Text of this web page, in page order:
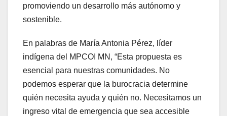
promoviendo un desarrollo más autónomo y
sostenible.
En palabras de María Antonia Pérez, líder
indígena del MPCOI MN, “Esta propuesta es
esencial para nuestras comunidades. No
podemos esperar que la burocracia determine
quién necesita ayuda y quién no. Necesitamos un
ingreso vital de emergencia que sea accesible